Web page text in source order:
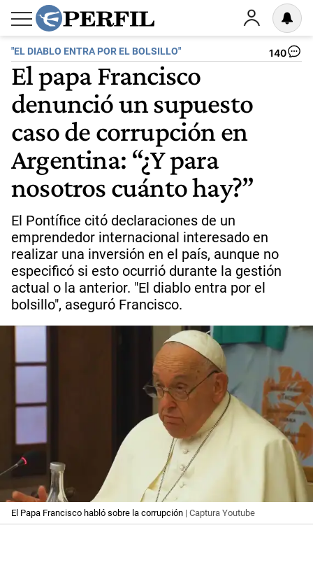
"EL DIABLO ENTRA POR EL BOLSILLO" 140
El papa Francisco
denunció un supuesto
caso de corrupción en
Argentina: “¿Y para
nosotros cuánto hay?”
El Pontífice citó declaraciones de un
emprendedor internacional interesado en
realizar una inversión en el país, aunque no
especificó si esto ocurrió durante la gestión
actual o la anterior. "El diablo entra por el
bolsillo", aseguró Francisco.
El Papa Francisco habló sobre la corrupción | Captura Youtube